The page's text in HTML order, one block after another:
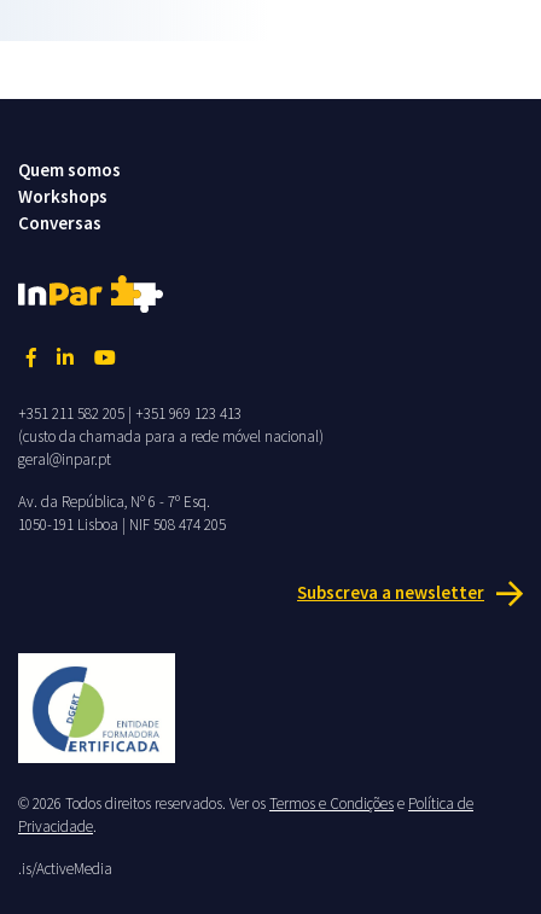
Quem somos
Workshops
Conversas
+351 211 582 205 | +351 969 123 413
(custo da chamada para a rede móvel nacional)
geral@inpar.pt
Av. da República, Nº 6 - 7º Esq.
1050-191 Lisboa | NIF 508 474 205
Subscreva a newsletter
© 2026 Todos direitos reservados. Ver osTermos e Condiçõese Política de
Privacidade.
.is/ActiveMedia